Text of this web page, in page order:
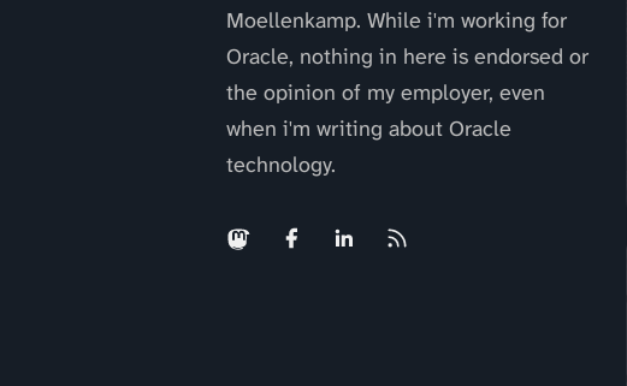
Moellenkamp. While i'm working for
Oracle, nothing in here is endorsed or
the opinion of my employer, even
when i'm writing about Oracle
technology.